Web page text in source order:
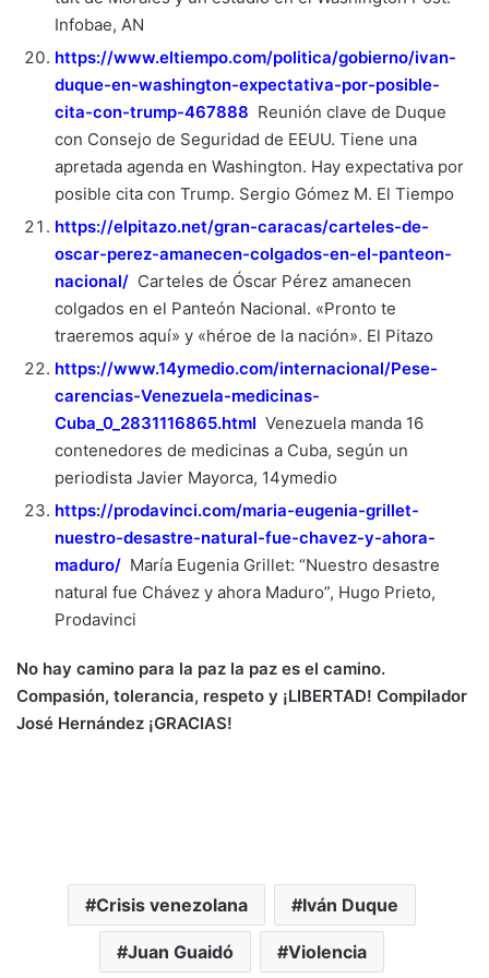
Infobae, AN
https://www.eltiempo.com/politica/gobierno/ivan-
duque-en-washington-expectativa-por-posible-
cita-con-trump-467888 Reunión clave de Duque
con Consejo de Seguridad de EEUU. Tiene una
apretada agenda en Washington. Hay expectativa por
posible cita con Trump. Sergio Gómez M. El Tiempo
https://elpitazo.net/gran-caracas/carteles-de-
oscar-perez-amanecen-colgados-en-el-panteon-
nacional/ Carteles de Óscar Pérez amanecen
colgados en el Panteón Nacional. «Pronto te
traeremos aquí» y «héroe de la nación». El Pitazo
https://www.14ymedio.com/internacional/Pese-
carencias-Venezuela-medicinas-
Cuba_0_2831116865.html Venezuela manda 16
contenedores de medicinas a Cuba, según un
periodista Javier Mayorca, 14ymedio
https://prodavinci.com/maria-eugenia-grillet-
nuestro-desastre-natural-fue-chavez-y-ahora-
maduro/ María Eugenia Grillet: “Nuestro desastre
natural fue Chávez y ahora Maduro”, Hugo Prieto,
Prodavinci
No hay camino para la paz la paz es el camino.
Compasión, tolerancia, respeto y ¡LIBERTAD! Compilador
José Hernández ¡GRACIAS!
Crisis venezolana Iván Duque
Juan Guaidó Violencia